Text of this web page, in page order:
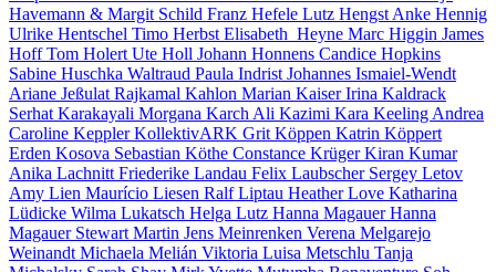
Havemann & Margit Schild Franz Hefele Lutz Hengst Anke Hennig
Ulrike Hentschel Timo Herbst Elisabeth Heyne Marc Higgin James
HoffTom Holert Ute Holl Johann Honnens Candice Hopkins
Sabine Huschka Waltraud Paula Indrist Johannes Ismaiel-Wendt
Ariane Jeßulat Rajkamal Kahlon Marian KaiserIrina Kaldrack
Serhat Karakayali Morgana Karch Ali Kazimi Kara Keeling Andrea
Caroline KepplerKollektivARK Grit Köppen Katrin Köppert
Erden Kosova Sebastian Köthe Constance KrügerKiran Kumar
Anika Lachnitt Friederike Landau Felix Laubscher Sergey Letov
Amy Lien Maurício Liesen Ralf Liptau Heather Love Katharina
Lüdicke Wilma Lukatsch Helga Lutz Hanna MagauerHanna
Magauer Stewart Martin Jens Meinrenken Verena Melgarejo
Weinandt Michaela Melián Viktoria Luisa Metschlu Tanja